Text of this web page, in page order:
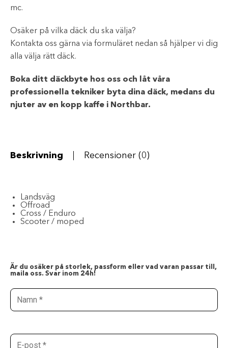
mc.
Osäker på vilka däck du ska välja?
Kontakta oss gärna via formuläret nedan så hjälper vi dig
alla välja rätt däck.
Boka ditt däckbyte hos oss och låt våra
professionella tekniker byta dina däck, medans du
njuter av en kopp kaffe i Northbar.
Beskrivning Recensioner (0)
Landsväg
Offroad
Cross / Enduro
Scooter / moped
Är du osäker på storlek, passform eller vad varan passar till,
maila oss. Svar inom 24h!